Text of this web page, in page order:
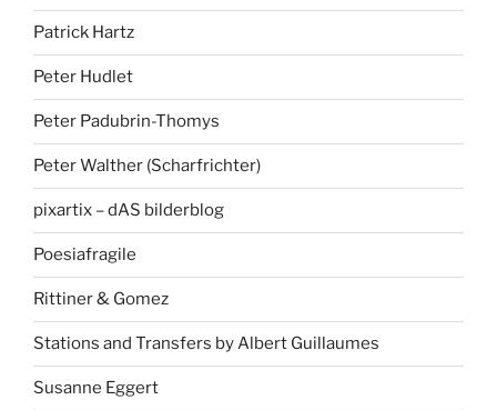
Patrick Hartz
Peter Hudlet
Peter Padubrin-Thomys
Peter Walther (Scharfrichter)
pixartix – dAS bilderblog
Poesiafragile
Rittiner & Gomez
Stations and Transfers by Albert Guillaumes
Susanne Eggert